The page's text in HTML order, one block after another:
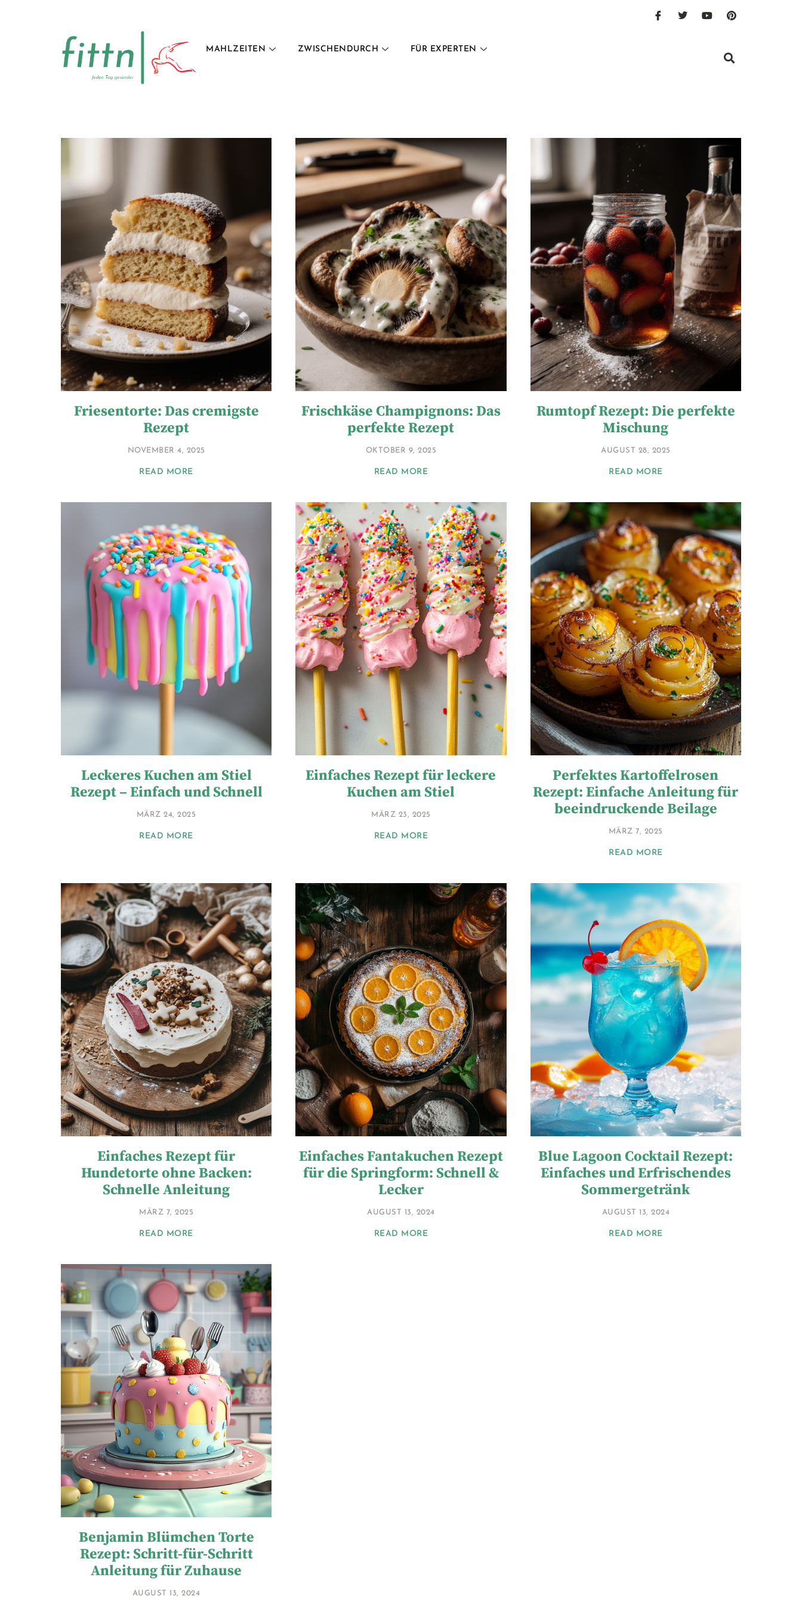
MAHLZEITEN ZWISCHENDURCH FÜR EXPERTEN
Friesentorte: Das cremigste
Rezept
NOVEMBER 4, 2025
READ MORE
Frischkäse Champignons: Das
perfekte Rezept
OKTOBER 9, 2025
READ MORE
Rumtopf Rezept: Die perfekte
Mischung
AUGUST 28, 2025
READ MORE
Leckeres Kuchen am Stiel
Rezept – Einfach und Schnell
MÄRZ 24, 2025
READ MORE
Einfaches Rezept für leckere
Kuchen am Stiel
MÄRZ 23, 2025
READ MORE
Perfektes Kartoffelrosen
Rezept: Einfache Anleitung für
beeindruckende Beilage
MÄRZ 7, 2025
READ MORE
Einfaches Rezept für
Hundetorte ohne Backen:
Schnelle Anleitung
MÄRZ 7, 2025
READ MORE
Einfaches Fantakuchen Rezept
für die Springform: Schnell &
Lecker
AUGUST 13, 2024
READ MORE
Blue Lagoon Cocktail Rezept:
Einfaches und Erfrischendes
Sommergetränk
AUGUST 13, 2024
READ MORE
Benjamin Blümchen Torte
Rezept: Schritt-für-Schritt
Anleitung für Zuhause
AUGUST 13, 2024